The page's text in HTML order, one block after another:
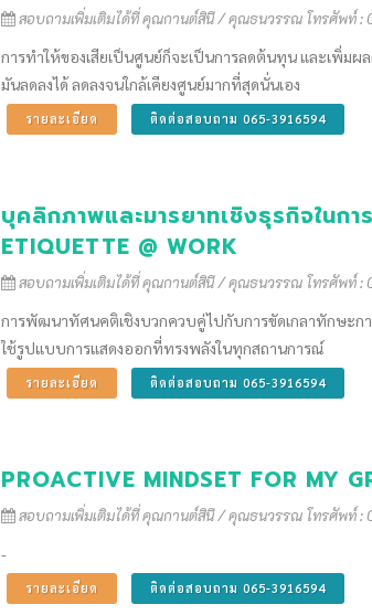
สอบถามเพิ่มเติมได้ที่ คุณกานต์สินี / คุณธนวรรณ โทรศัพท์ :
การทำให้ของเสียเป็นศูนย์ก็จะเป็นการลดต้นทุน และเพิ่มผ
มันลดลงได้ ลดลงจนใกล้เคียงศูนย์มากที่สุดนั่นเอง
รายละเอียด ติดต่อสอบถาม 065-3916594
บุคลิกภาพและมารยาทเชิงธุรกิจในกา
ETIQUETTE @ WORK
สอบถามเพิ่มเติมได้ที่ คุณกานต์สินี / คุณธนวรรณ โทรศัพท์ :
การพัฒนาทัศนคติเชิงบวกควบคู่ไปกับการขัดเกลาทักษะก
ใช้รูปแบบการแสดงออกที่ทรงพลังในทุกสถานการณ์
รายละเอียด ติดต่อสอบถาม 065-3916594
PROACTIVE MINDSET FOR MY
สอบถามเพิ่มเติมได้ที่ คุณกานต์สินี / คุณธนวรรณ โทรศัพท์ :
-
รายละเอียด ติดต่อสอบถาม 065-3916594